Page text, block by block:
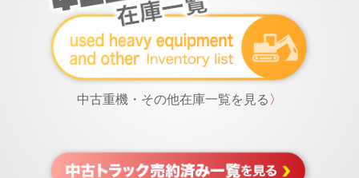
中古重機・その他在庫一覧を見る 〉